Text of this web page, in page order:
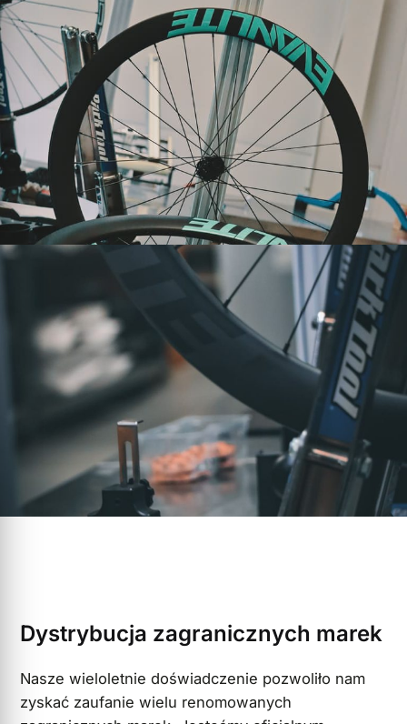
Dystrybucja zagranicznych marek
Nasze wieloletnie doświadczenie pozwoliło nam
zyskać zaufanie wielu renomowanych